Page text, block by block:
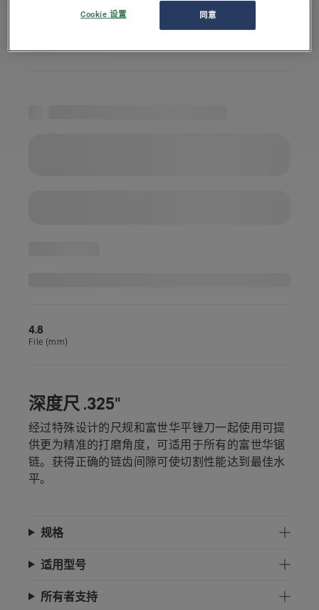
4.8
File (mm)
深度尺 .325"
经过特殊设计的尺规和富世华平锉刀一起使用可提
供更为精准的打磨角度，可适用于所有的富世华锯
链。获得正确的链齿间隙可使切割性能达到最佳水
平。
规格
适用型号
所有者支持
同意
Cookie 设置